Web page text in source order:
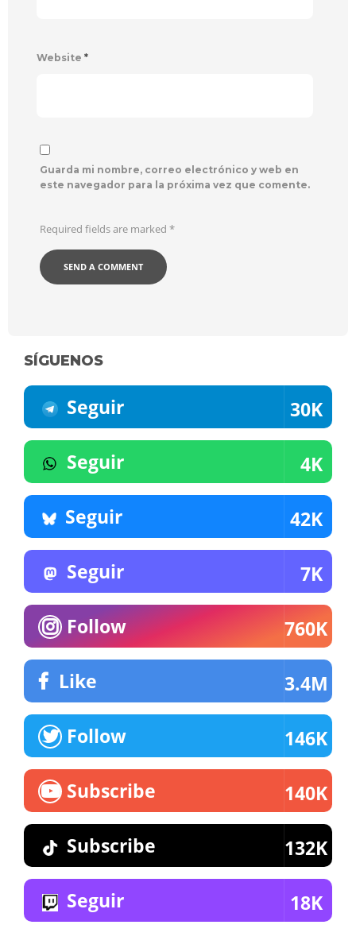
Website *
Guarda mi nombre, correo electrónico y web en
este navegador para la próxima vez que comente.
Required fields are marked *
SÍGUENOS
Seguir 30K
Seguir 4K
Seguir 42K
Seguir 7K
Follow 760K
Like 3.4M
Follow 146K
Subscribe 140K
Subscribe 132K
Seguir 18K